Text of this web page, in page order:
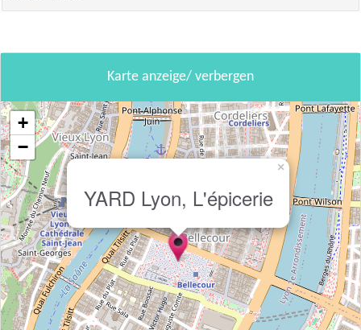
Karte anzeige/ verbergen
YARD Lyon, L'épicerie
×
+
−